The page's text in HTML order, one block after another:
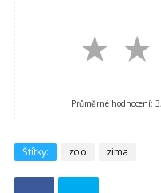
★
★
Průměrné hodnocení:
Štítky: zoo zima